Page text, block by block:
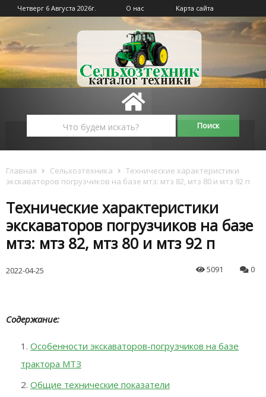
Четверг 6 Августа 2026г. О нас Карта сайта
Главная Сельхозтехника
Технические характеристики
экскаваторов погрузчиков на базе мтз: мтз 82, мтз 80 и мтз 92 п
Технические характеристики
экскаваторов погрузчиков на базе
мтз: мтз 82, мтз 80 и мтз 92 п
2022-04-25 5091 0
Содержание:
Особенности экскаваторов-погрузчиков на базе
трактора МТЗ
Общие технические показатели